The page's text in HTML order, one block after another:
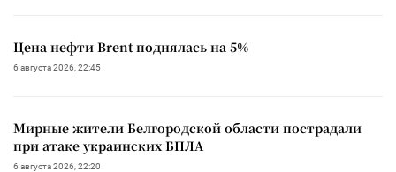
Цена нефти Brent поднялась на 5%
6 августа 2026, 22:45
Мирные жители Белгородской области пострадали
при атаке украинских БПЛА
6 августа 2026, 22:20